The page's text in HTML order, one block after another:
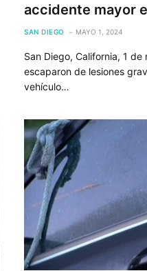
accidente mayor
SAN DIEGO MAYO 1, 2024
San Diego, California, 1
escaparon de lesiones
vehículo…